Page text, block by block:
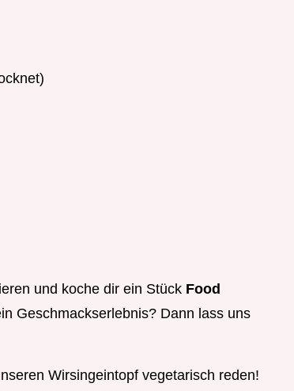
und koche dir ein Stück Food
Geschmackserlebnis? Dann lass uns
Wirsingeintopf vegetarisch reden!